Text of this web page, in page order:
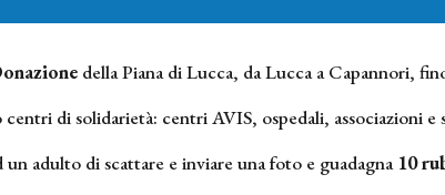
della Piana di Lucca, da Lucca a Capannori,
di solidarietà: centri AVIS, ospedali, associazioni e
adulto di scattare e inviare una foto e guadagna10